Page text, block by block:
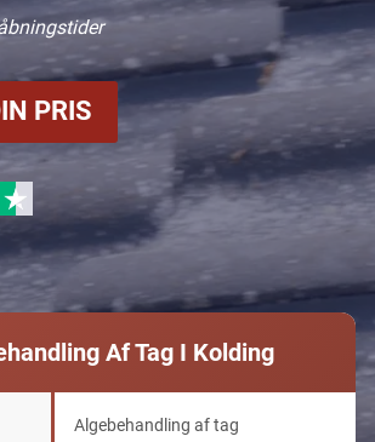
PRIS
Af Tag I Kolding
Algebehandling af tag